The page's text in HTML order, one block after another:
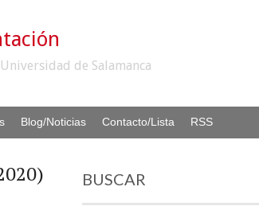
de Salamanca
Blog/Noticias Contacto/Lista RSS
BUSCAR